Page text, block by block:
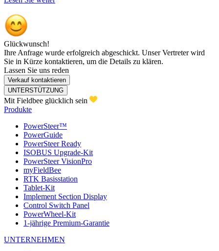
Glückwunsch!
Ihre Anfrage wurde erfolgreich abgeschickt. Unser Vertreter wird
Sie in Kürze kontaktieren, um die Details zu klären.
Lassen Sie uns reden
Verkauf kontaktieren
UNTERSTÜTZUNG
Mit Fieldbee glücklich sein
Produkte
PowerSteer™
PowerGuide
PowerSteer Ready
ISOBUS Upgrade-Kit
PowerSteer VisionPro
myFieldBee
RTK Basisstation
Tablet-Kit
Implement Section Display
Control Switch Panel
PowerWheel-Kit
1-jährige Premium-Garantie
UNTERNEHMEN